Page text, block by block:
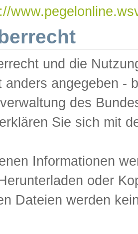
und die
anders angegeben -
des
Sie sich mit
Informationen
oder
Dateien werden